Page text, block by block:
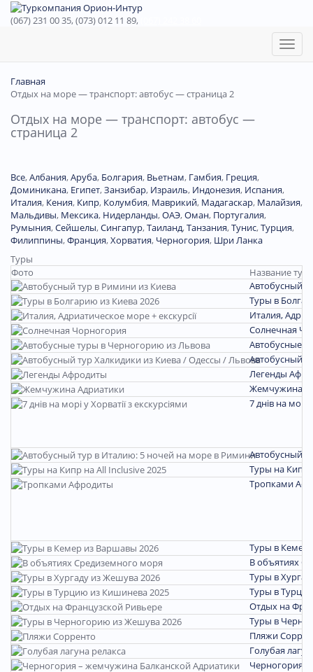
(067) 231 00 35, (073) 012 11 89,
Toggle
Главная
Отдых на море — транспорт: автобус — страница 2
Отдых на море — транспорт: автобус —
страница 2
Все,Албания,Аруба, Болгария, Вьетнам, Гамбия, Греция,
Доминиканa, Египет,Занзибар, Израиль, Индонезия, Испания,
Италия, Кения, Кипр, Колумбия, Маврикий, Мадагаскар, Малайзия,
Мальдивы, Мексика, Нидерланды,ОАЭ,Оман, Португалия,
Румыния,Сейшелы,Сингапур,Таиланд,Танзания,Тунис,Турция,
Филиппины,Франция,Хорватия, Черногория, Шри Ланка
Туры
Фото
Название тура
Автобусный
Туры в
Италия,
Солнечная
Автобусные
Автобусный
Легенды
Жемчужина
7 днів на морі
Автобусный
Туры на Кипр
Тропками
Туры в Кемер
В объятиях
Туры в
Туры в
Отдых на
Туры в
Пляжи
Голубая
Черногория